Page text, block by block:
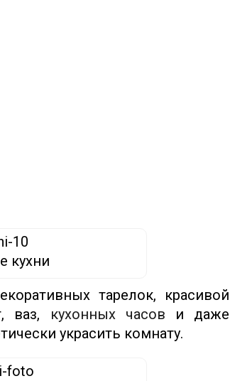
кухни
тарелок, красивой
ваз,
кухонных часов и даже
украсить комнату.